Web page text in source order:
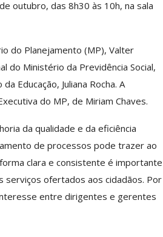
outubro, das 8h30 às 10h, na sala
do Planejamento (MP), Valter
do Ministério da Previdência Social,
Educação, Juliana Rocha. A
do MP, de Miriam Chaves.
da qualidade e da eficiência
de processos pode trazer ao
clara e consistente é importante
serviços ofertados aos cidadãos. Por
entre dirigentes e gerentes
Presidente Da ASSECOR
Participa De Debate Sobre A
Comunicacao 5 ago, 2026
IMPRENSA